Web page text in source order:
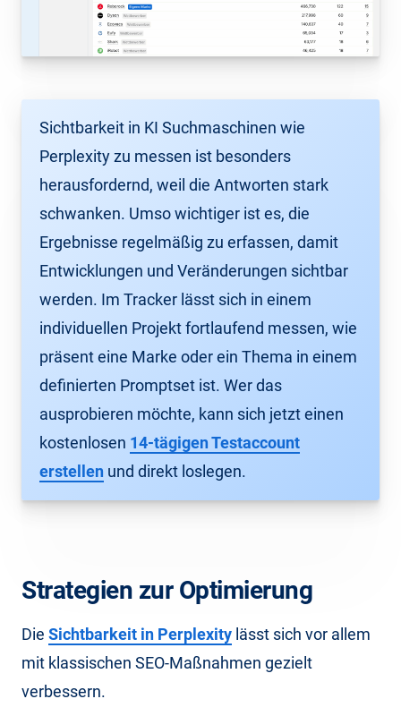
Sichtbarkeit in KI Suchmaschinen wie
Perplexity zu messen ist besonders
herausfordernd, weil die Antworten stark
schwanken. Umso wichtiger ist es, die
Ergebnisse regelmäßig zu erfassen, damit
Entwicklungen und Veränderungen sichtbar
werden. Im Tracker lässt sich in einem
individuellen Projekt fortlaufend messen, wie
präsent eine Marke oder ein Thema in einem
definierten Promptset ist. Wer das
ausprobieren möchte, kann sich jetzt einen
kostenlosen 14-tägigen Testaccount
erstellen und direkt loslegen.
Strategien zur Optimierung
Die Sichtbarkeit in Perplexity lässt sich vor allem
mit klassischen SEO-Maßnahmen gezielt
verbessern.